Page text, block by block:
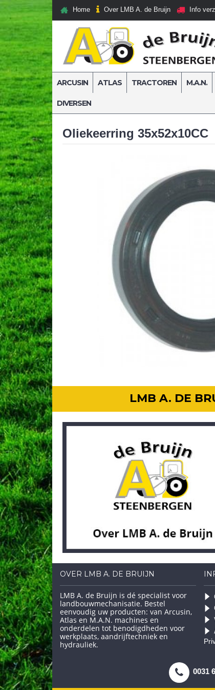
Home Over LMB A. de Bruijn Info
ARCUSIN ATLAS TRACTOREN M.A.N.
DIVERSEN
Home Werkplaatsbenodigdheden
Oliekeerring 35x52x10CC
LMB A. DE
OVER LMB A. DE BRUIJN
LMB A. de Bruijn is dé specialist voor
landbouwmechanisatie. Bestel
eenvoudig uw producten: van Arcusin,
Atlas en M.A.N. machines en
onderdelen tot benodigdheden voor
werkplaats, aandrijftechniek en
hydrauliek.
0031